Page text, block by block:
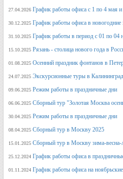
27.04.2026 График работы офиса с 1 по 4 мая
30.12.2025 График работы офиса в новогодние
31.10.2025 График работы в период с 01 по 04
15.10.2025 Рязань - столица нового года в
01.08.2025 Осенний праздник фонтанов в
24.07.2025 Экскурсионные туры в
09.06.2025 Режим работы в праздничные дни
06.06.2025 Сборный тур "Золотая Москва
30.04.2025 Режим работы в праздничные дни
08.04.2025 Сборный тур в Москву 2025
15.01.2025 Сборный тур в Москву зима-весна-
25.12.2024 График работы офиса в
01.11.2024 График работы офиса на